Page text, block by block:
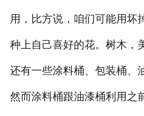
用，比方说，咱们可能用坏
种上自己喜好的花。树木，
还有一些涂料桶、包装桶、
然而涂料桶跟油漆桶利用之